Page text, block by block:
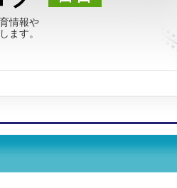
情報や
ます。